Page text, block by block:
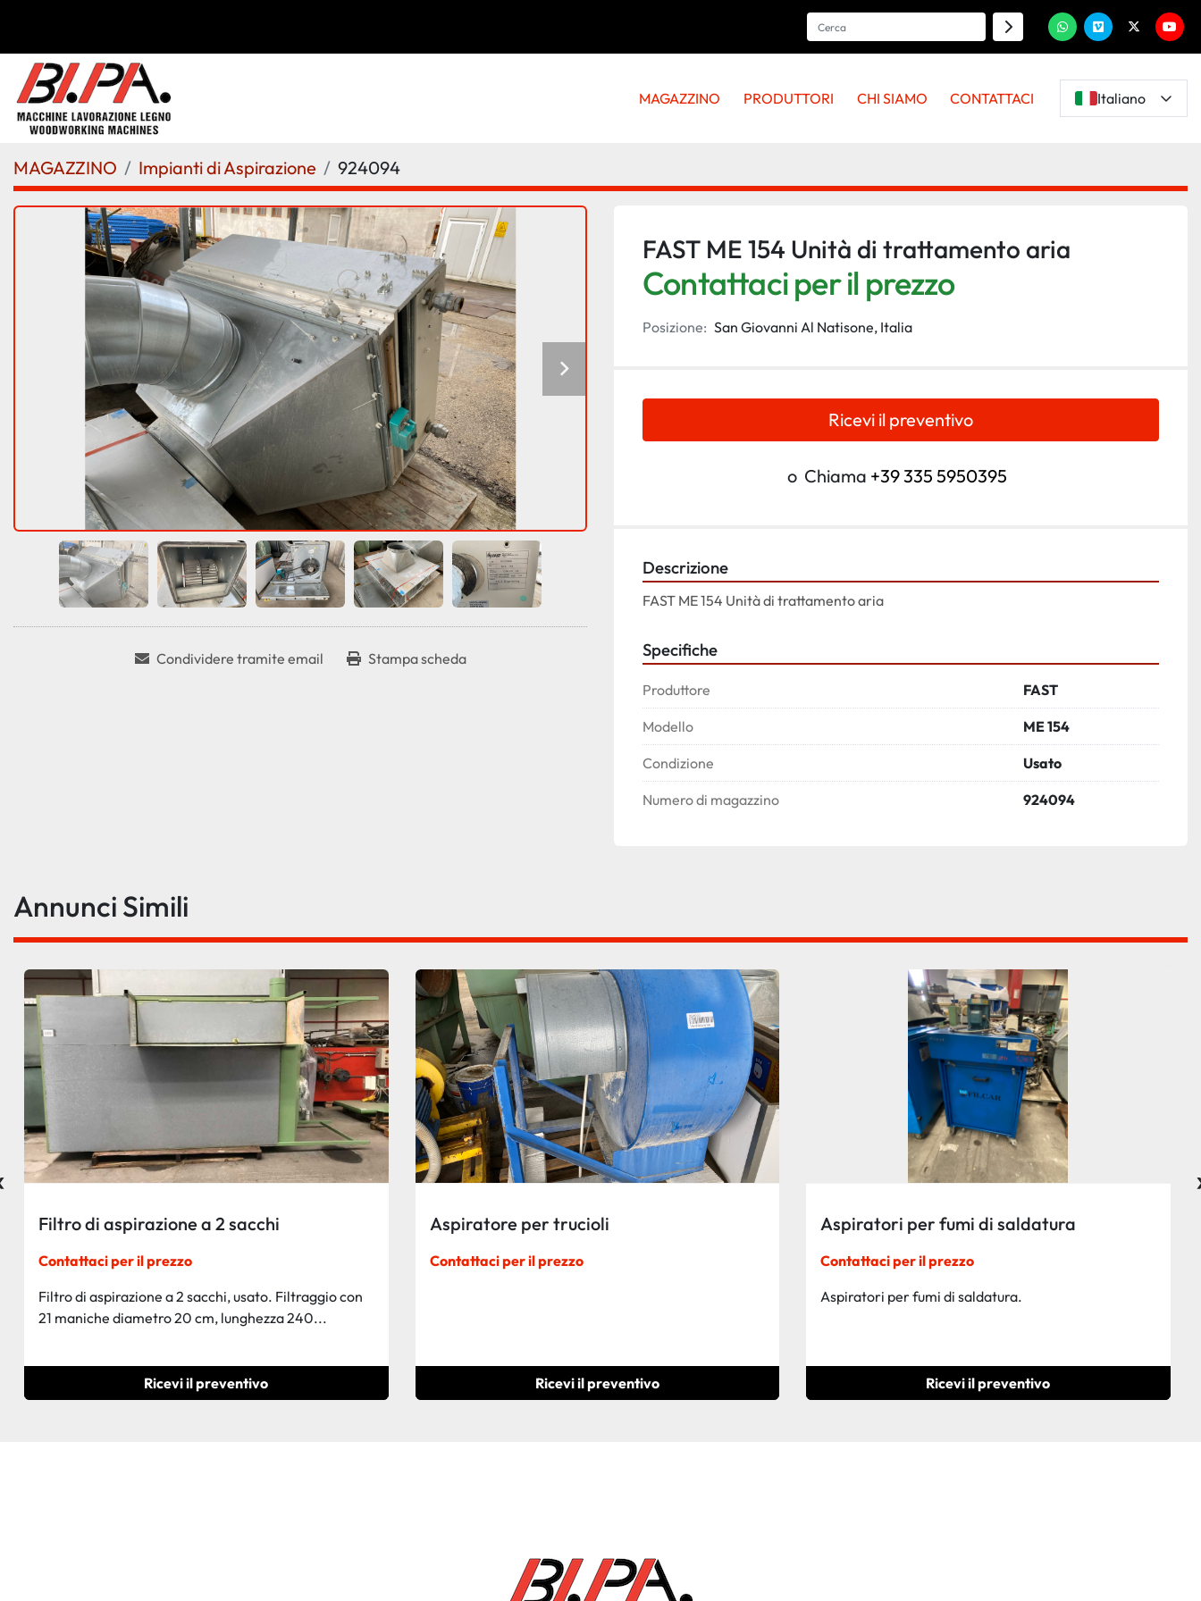
whatsappvimeotwitter
MAGAZZINO PRODUTTORI CHI SIAMO CONTATTACI Italiano
MAGAZZINO Impianti di Aspirazione 924094
Condividere tramite email Stampa scheda
FAST ME 154 Unità di trattamento aria
Contattaci per il prezzo
Posizione: San Giovanni Al Natisone, Italia
Ricevi il preventivo
o Chiama +39 335 5950395
Descrizione
FAST ME 154 Unità di trattamento aria
Specifiche
Produttore FAST
Modello ME 154
Condizione Usato
Numero di magazzino 924094
Annunci Simili
Filtro di aspirazione a 2 sacchi
Contattaci per il prezzo
Filtro di aspirazione a 2 sacchi, usato. Filtraggio con
21 maniche diametro 20 cm, lunghezza 240...
Ricevi il preventivo
Aspiratore per trucioli
Contattaci per il prezzo
Ricevi il preventivo
Aspiratori per fumi di saldatura
Contattaci per il prezzo
Aspiratori per fumi di saldatura.
Ricevi il preventivo